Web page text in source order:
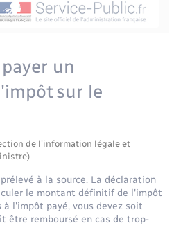
un
sur le
de l'information légale et
à la source. La déclaration
le montant définitif de l'impôt
à l'impôt payé, vous devez soit
être remboursé en cas de trop-